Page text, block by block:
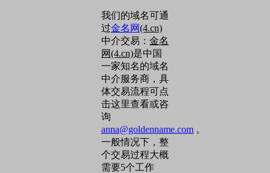
我们的域名可通
过金名网(4.cn)
中介交易： 金名
网(4.cn)是中国
一家知名的域名
中介服务商，具
体交易流程可点
击这里查看或咨
询
anna@goldenname.com 。
一般情况下，整
个交易过程大概
需要5个工作